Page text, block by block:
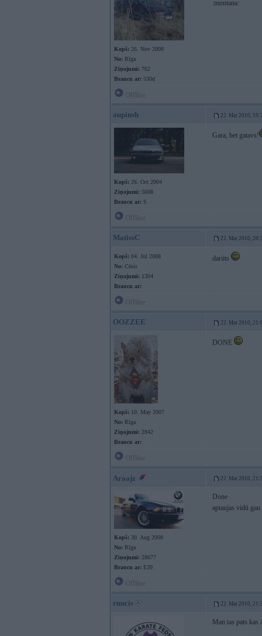
Kopš: 26. Nov 2008
No: Rīga
Ziņojumi: 762
Braucu ar: 530d
:montana:
aupinsh 22. Mar 2010,
Kopš: 26. Oct 2004
Ziņojumi: 5608
Braucu ar: S
Gara, bet gatavs!
MatissC 22. Mar 2010,
Kopš: 04. Jul 2008
No: Cēsis
Ziņojumi: 1304
Braucu ar:
dariits
OOZZEE 22. Mar 2010,
Kopš: 10. May 2007
No: Rīga
Ziņojumi: 2842
Braucu ar:
DONE
Araajz 22. Mar 2010,
Kopš: 30. Aug 2008
No: Rīga
Ziņojumi: 28677
Braucu ar: E39
Done
aptaujas vidū
runcis 22. Mar 2010,
Man tas pats